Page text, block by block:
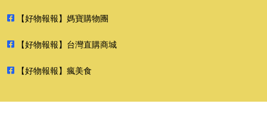
【好物報報】媽寶購物團
【好物報報】台灣直購商城
【好物報報】瘋美食